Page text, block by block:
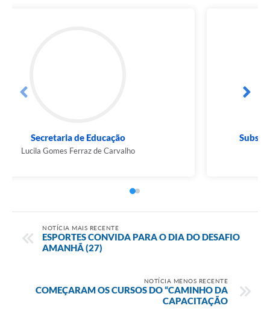
Secretaria de Educação
Lucila Gomes Ferraz de Carvalho
NOTÍCIA MAIS RECENTE
ESPORTES CONVIDA PARA O DIA DO DESAFIO
AMANHÃ (27)
NOTÍCIA MENOS RECENTE
COMEÇARAM OS CURSOS DO “CAMINHO DA
CAPACITAÇÃO